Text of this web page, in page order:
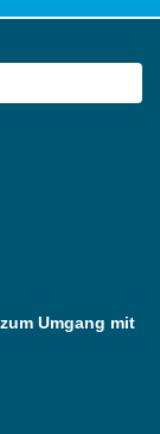
Umgang mit